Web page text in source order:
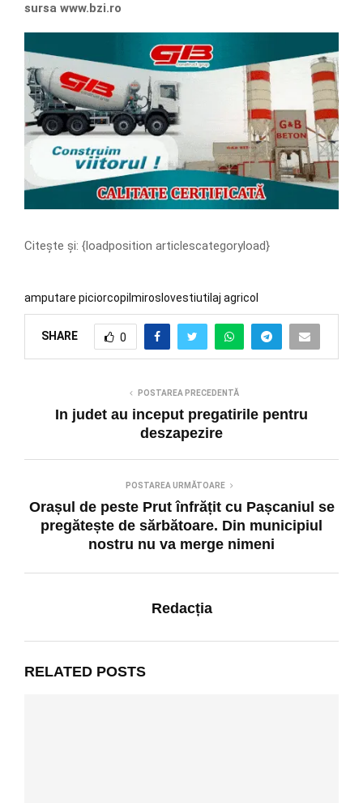
sursa www.bzi.ro
Citește și: {loadposition articlescategoryload}
amputare piciorcopil miroslovestiutilaj agricol
SHARE 0
POSTAREA PRECEDENTĂ
In judet au inceput pregatirile pentru
deszapezire
POSTAREA URMĂTOARE
Orașul de peste Prut înfrățit cu Pașcaniul se
pregătește de sărbătoare. Din municipiul
nostru nu va merge nimeni
Redacția
RELATED POSTS